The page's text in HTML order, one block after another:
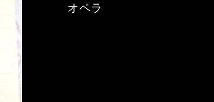
2020年7月
オペラ